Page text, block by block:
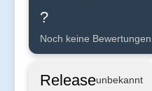
?
Noch keine Bewertungen
Releaseunbekannt